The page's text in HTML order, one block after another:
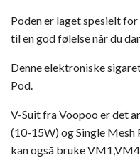
Poden er laget spesielt
til en god følelse når du
Denne elektroniske
Pod.
V-Suit fra Voopoo er det
(10-15W) og Single
kan også bruke